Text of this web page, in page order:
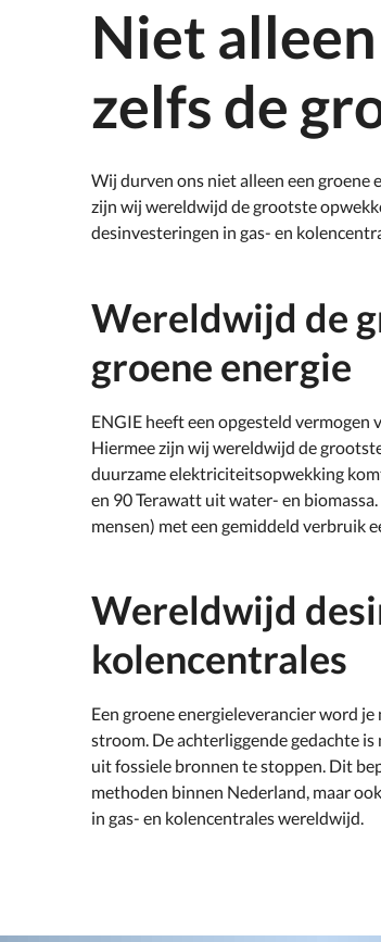
Niet
zelfs de
Wij durven ons niet alleen een groene
zijn wij wereldwijd de grootste
desinvesteringen in gas- en
Wereldwijd de
groene energie
ENGIE heeft een opgesteld
Hiermee zijn wij wereldwijd de
duurzame elektriciteitsopwekking
en 90 Terawatt uit water- en
mensen) met een gemiddeld verbruik
Wereldwijd
kolencentrales
Een groene energieleverancier word
stroom. De achterliggende gedachte
uit fossiele bronnen te stoppen. Dit
methoden binnen Nederland, maar
in gas- en kolencentrales wereldwijd.